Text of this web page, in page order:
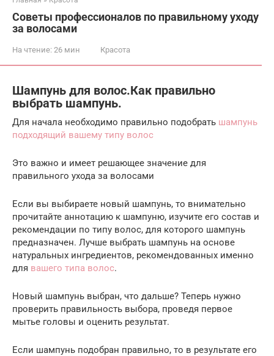
Советы профессионалов по правильному уходу
за волосами
На чтение: 26 мин Красота
Шампунь для волос.Как правильно
выбрать шампунь.
Для начала необходимо правильно подобрать шампунь
подходящий вашему типу волос
Это важно и имеет решающее значение для
правильного ухода за волосами
Если вы выбираете новый шампунь, то внимательно
прочитайте аннотацию к шампуню, изучите его состав и
рекомендации по типу волос, для которого шампунь
предназначен. Лучше выбрать шампунь на основе
натуральных ингредиентов, рекомендованных именно
для вашего типа волос.
Новый шампунь выбран, что дальше? Теперь нужно
проверить правильность выбора, проведя первое
мытье головы и оценить результат.
Если шампунь подобран правильно, то в результате его